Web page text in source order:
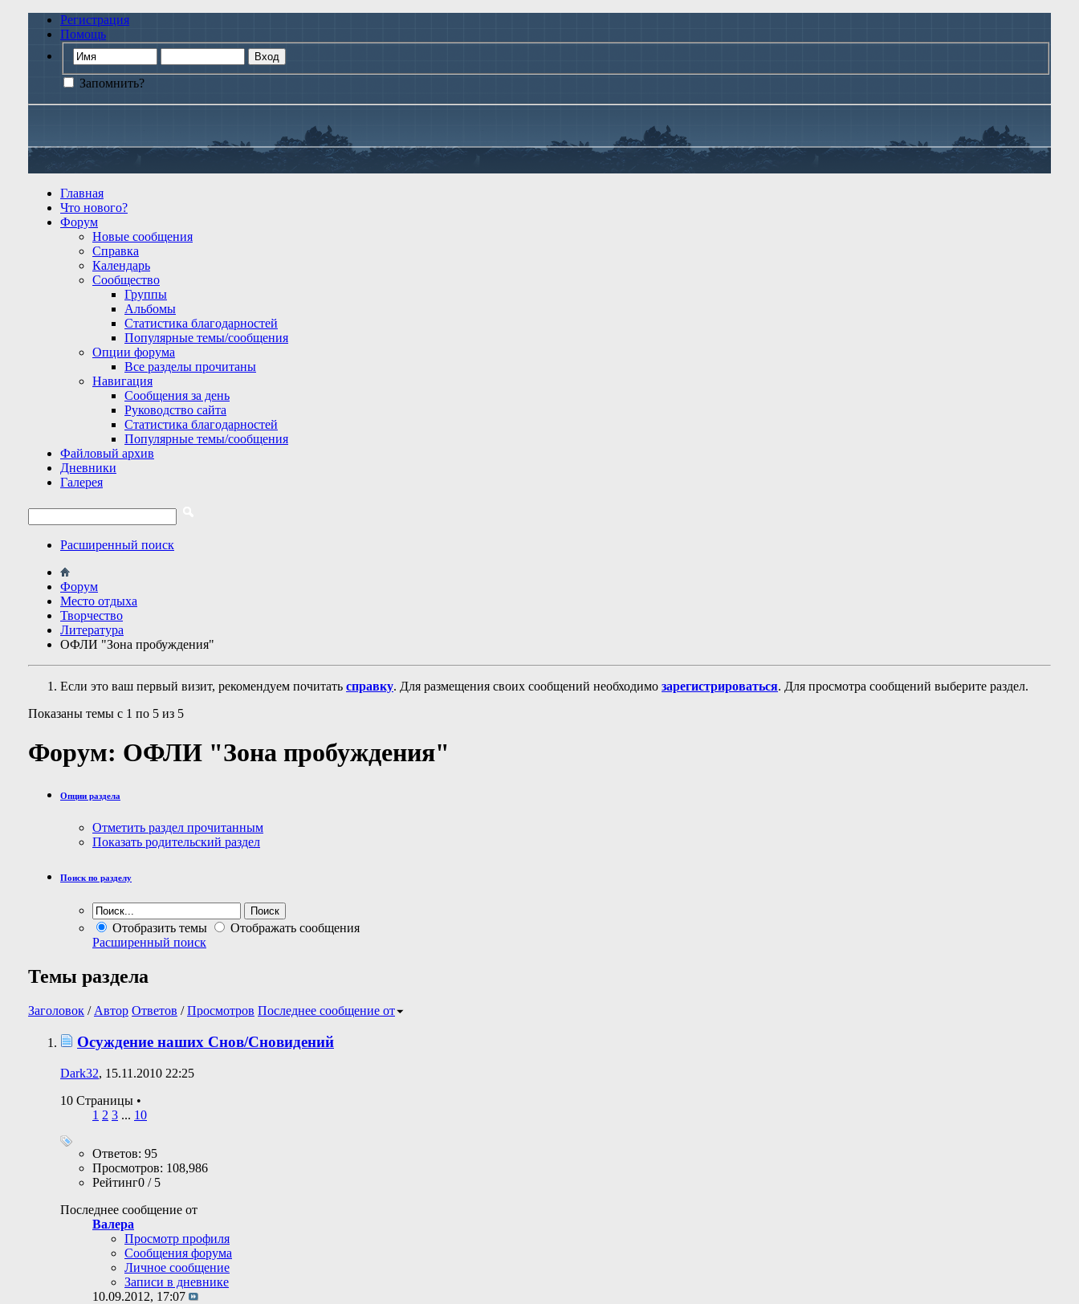
Регистрация
Помощь
Запомнить?
Главная
Что нового?
Форум
Новые сообщения
Справка
Календарь
Сообщество
Группы
Альбомы
Статистика благодарностей
Популярные темы/сообщения
Опции форума
Все разделы прочитаны
Навигация
Сообщения за день
Руководство сайта
Статистика благодарностей
Популярные темы/сообщения
Файловый архив
Дневники
Галерея
Расширенный поиск
Форум
Место отдыха
Творчество
Литература
ОФЛИ "Зона пробуждения"
Если это ваш первый визит, рекомендуем почитать справку. Для размещения своих сообщений необходимо зарегистрироваться. Для просмотра сообщений выберите раздел.
Показаны темы с 1 по 5 из 5
Форум: ОФЛИ "Зона пробуждения"
Опции раздела
Отметить раздел прочитанным
Показать родительский раздел
Поиск по разделу
Отобразить темы
Отображать сообщения
Расширенный поиск
Темы раздела
Заголовок / Автор Ответов /Просмотров Последнее сообщение от
Осуждение наших Снов/Сновидений
Dark32, 15.11.2010 22:25
10 Страницы •
1 2 3 ... 10
Ответов: 95
Просмотров: 108,986
Рейтинг0 / 5
Последнее сообщение от
Валера
Просмотр профиля
Сообщения форума
Личное сообщение
Записи в дневнике
10.09.2012, 17:07